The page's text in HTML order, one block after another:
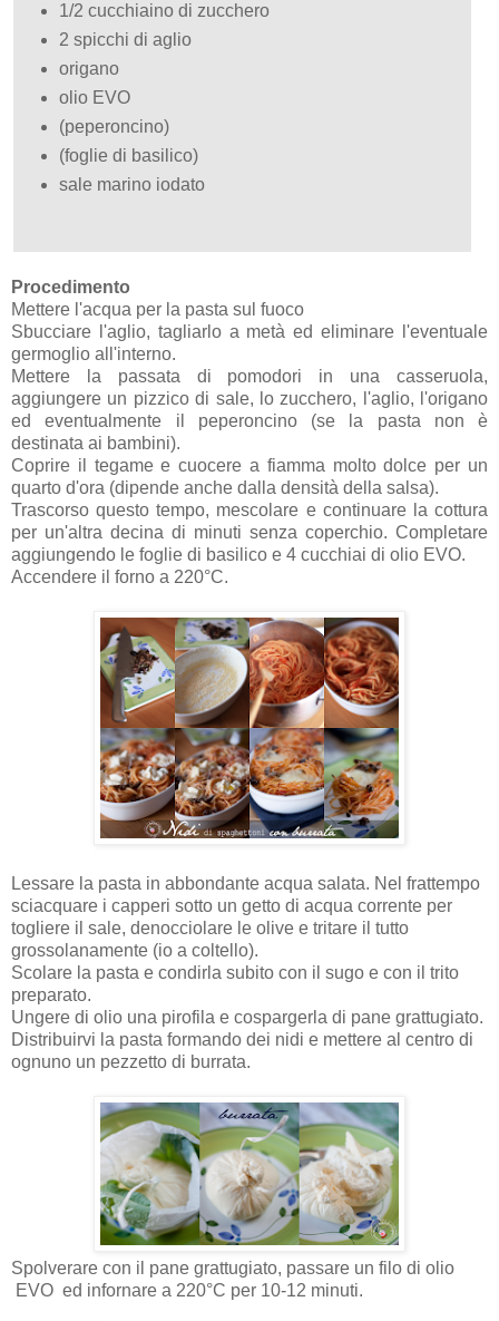
1/2 cucchiaino di zucchero
2 spicchi di aglio
origano
olio EVO
(peperoncino)
(foglie di basilico)
sale marino iodato
Procedimento
Mettere l'acqua per la pasta sul fuoco
Sbucciare l'aglio, tagliarlo a metà ed eliminare l'eventuale
germoglio all'interno.
Mettere la passata di pomodori in una casseruola,
aggiungere un pizzico di sale, lo zucchero, l'aglio, l'origano
ed eventualmente il peperoncino (se la pasta non è
destinata ai bambini).
Coprire il tegame e cuocere a fiamma molto dolce per un
quarto d'ora (dipende anche dalla densità della salsa).
Trascorso questo tempo, mescolare e continuare la cottura
per un'altra decina di minuti senza coperchio. Completare
aggiungendo le foglie di basilico e 4 cucchiai di olio EVO.
Accendere il forno a 220°C.
Lessare la pasta in abbondante acqua salata. Nel frattempo
sciacquare i capperi sotto un getto di acqua corrente per
togliere il sale, denocciolare le olive e tritare il tutto
grossolanamente (io a coltello).
Scolare la pasta e condirla subito con il sugo e con il trito
preparato.
Ungere di olio una pirofila e cospargerla di pane grattugiato.
Distribuirvi la pasta formando dei nidi e mettere al centro di
ognuno un pezzetto di burrata.
Spolverare con il pane grattugiato, passare un filo di olio
EVO ed infornare a 220°C per 10-12 minuti.